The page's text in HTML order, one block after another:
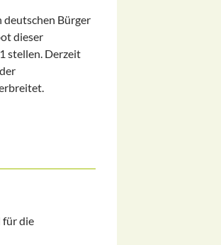
deutschen Bürger
dieser
stellen. Derzeit
für die